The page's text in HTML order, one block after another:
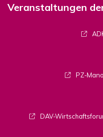
Veranstaltungen
PZ-
DAV-